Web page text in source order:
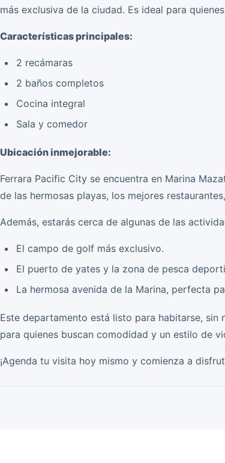
más exclusiva de la ciudad. Es ideal para
Características principales:
2 recámaras
2 baños completos
Cocina integral
Sala y comedor
Ubicación inmejorable:
Ferrara Pacific City se encuentra en Marina
de las hermosas playas, los mejores
Además, estarás cerca de algunas de las
El campo de golf más exclusivo.
El puerto de yates y la zona de pesca
La hermosa avenida de la Marina, perfecta
Este departamento está listo para habitarse,
para quienes buscan comodidad y un estilo de
¡Agenda tu visita hoy mismo y comienza a